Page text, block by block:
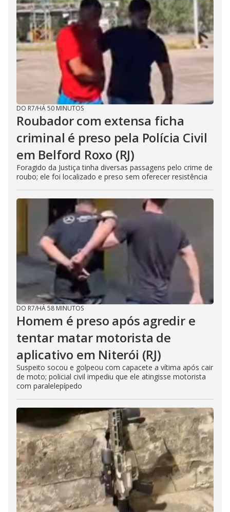
DO R7/HÁ 50 MINUTOS
Roubador com extensa ficha
criminal é preso pela Polícia Civil
em Belford Roxo (RJ)
Foragido da Justiça tinha diversas passagens pelo crime de
roubo; ele foi localizado e preso sem oferecer resistência
DO R7/HÁ 58 MINUTOS
Homem é preso após agredir e
tentar matar motorista de
aplicativo em Niterói (RJ)
Suspeito socou e golpeou com capacete a vítima após cair
de moto; policial civil impediu que ele atingisse motorista
com paralelepípedo